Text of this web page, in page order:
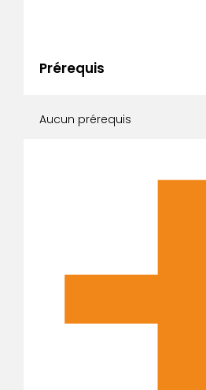
Prérequis
Aucun prérequis